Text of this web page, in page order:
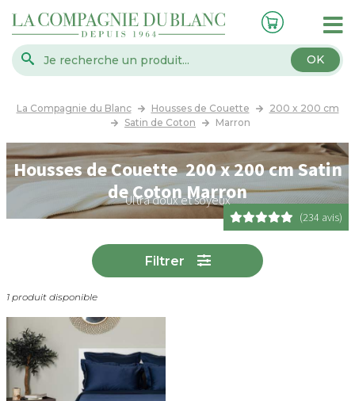
OK
La Compagnie du Blanc Housses de Couette
200 x 200 cm
Satin de Coton
Marron
Housses de Couette 200 x 200 cm Satin
de Coton Marron
Ultra doux et soyeux
(234 avis)
Filtrer
1 produit disponible